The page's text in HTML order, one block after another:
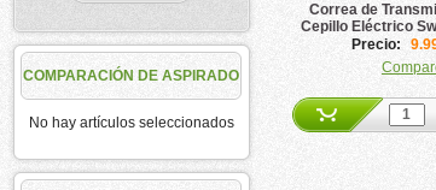
COMPARACIÓN DE ASPIRADO
No hay artículos seleccionados
Correa de
Cepillo Eléctrico
Precio: